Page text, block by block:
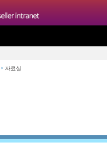
자료실